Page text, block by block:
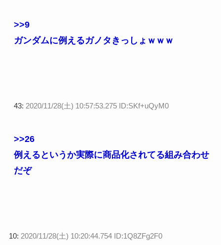
>>9
ガンダムに例えるガノタきっしょｗｗｗ
43: 2020/11/28(土) 10:57:53.275 ID:SKf+uQyM0
>>26
例えるというか実際に商品化されてる組み合わせ
だぞ
10: 2020/11/28(土) 10:20:44.754 ID:1Q8ZFg2F0